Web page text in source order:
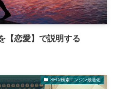
【恋愛】で説明する
SEO/検索エンジン最適化